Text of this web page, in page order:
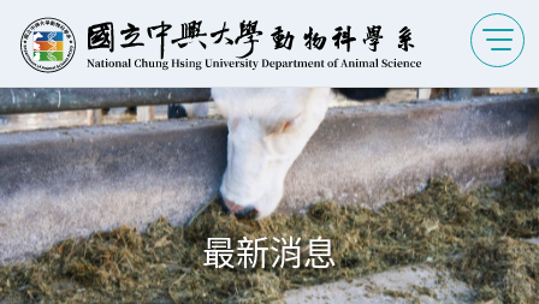
最新消息